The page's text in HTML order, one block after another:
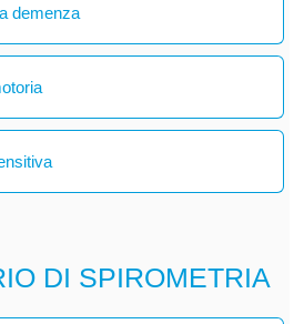
demenza
DI SPIROMETRIA